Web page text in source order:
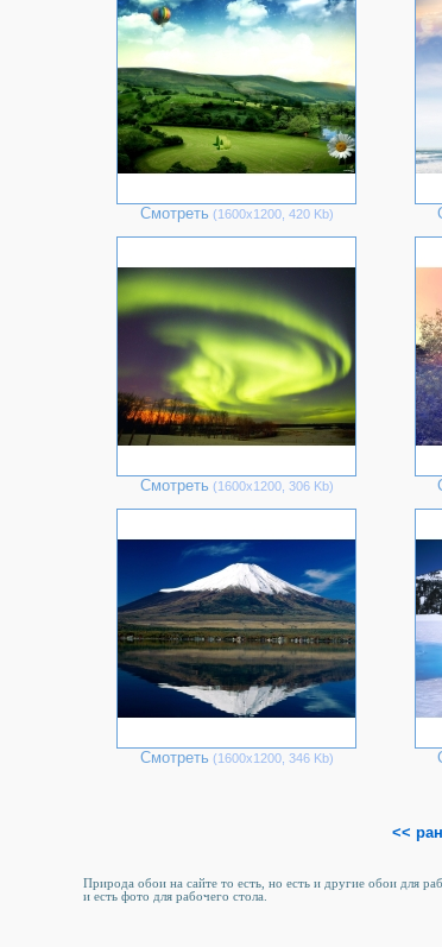
Смотреть (1600х1200, 420 Kb)
Смотреть (1600х1200, 306 Kb)
Смотреть (1600х1200, 346 Kb)
<<
Природа обои на сайте то есть, но есть и другие обои для
и есть фото для рабочего стола.